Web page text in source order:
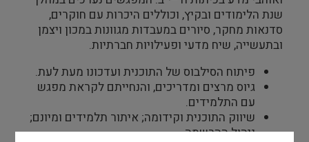
שנת הלימודים ובקיץ, וכוללים היכרות עם חוקרים,
סדנאות מחקר, סיורים במעבדות מגוונות במכון ויצמן
ובתעשייה, שיח מדעי ופעילויות חברתיות.
פיתוח הסילבוס של התוכנית ועדכונו מעת לעת.
גיוס מרצים ומדריכים, והנחייתם לקראת מפגש
עם התלמידים.
שיווק התוכנית וקידומה; איתור תלמידים ומיונם;
ניהול ההרשמה.